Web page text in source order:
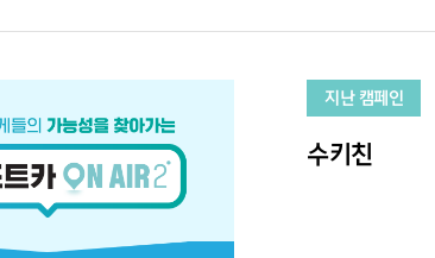
지난 캠페인
수키친